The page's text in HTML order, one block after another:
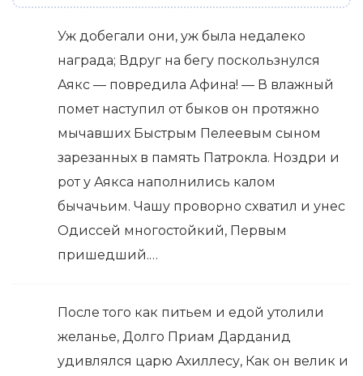
Уж добегали они, уж была недалеко
награда; Вдруг на бегу поскользнулся
Аякс — повредила Афина! — В влажный
помет наступил от быков он протяжно
мычавших Быстрым Пелеевым сыном
зарезанных в память Патрокла. Ноздри и
рот у Аякса наполнились калом
бычачьим. Чашу проворно схватил и унес
Одиссей многостойкий, Первым
пришедший.…
После того как питьем и едой утолили
желанье, Долго Приам Дарданид
удивлялся царю Ахиллесу, Как он велик и